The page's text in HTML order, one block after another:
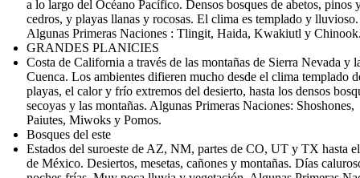
a lo largo del Océano Pacífico. Densos bosques de abetos, pinos
cedros, y playas llanas y rocosas. El clima es templado y lluvioso.
Algunas Primeras Naciones : Tlingit, Haida, Kwakiutl y
GRANDES PLANICIES
Costa de California a través de las montañas de Sierra Nevada y
Cuenca. Los ambientes difieren mucho desde el clima templado
playas, el calor y frío extremos del desierto, hasta los densos
secoyas y las montañas. Algunas Primeras Naciones: Shoshones,
Paiutes, Miwoks y Pomos.
Bosques del este
Estados del suroeste de AZ, NM, partes de CO, UT y TX hasta
de México. Desiertos, mesetas, cañones y montañas. Días